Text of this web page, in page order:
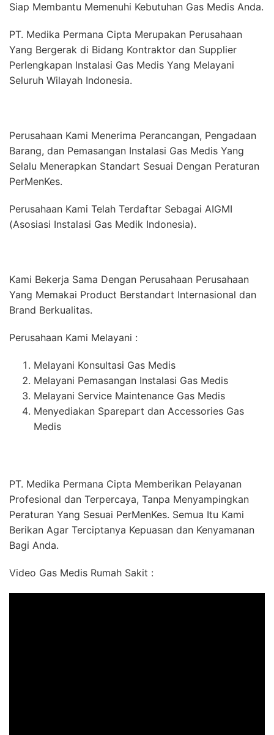
Siap Membantu Memenuhi Kebutuhan Gas Medis Anda.
PT. Medika Permana Cipta Merupakan Perusahaan
Yang Bergerak di Bidang Kontraktor dan Supplier
Perlengkapan Instalasi Gas Medis Yang Melayani
Seluruh Wilayah Indonesia.
Perusahaan Kami Menerima Perancangan, Pengadaan
Barang, dan Pemasangan Instalasi Gas Medis Yang
Selalu Menerapkan Standart Sesuai Dengan Peraturan
PerMenKes.
Perusahaan Kami Telah Terdaftar Sebagai AIGMI
(Asosiasi Instalasi Gas Medik Indonesia).
Kami Bekerja Sama Dengan Perusahaan Perusahaan
Yang Memakai Product Berstandart Internasional dan
Brand Berkualitas.
Perusahaan Kami Melayani :
Melayani Konsultasi Gas Medis
Melayani Pemasangan Instalasi Gas Medis
Melayani Service Maintenance Gas Medis
Menyediakan Sparepart dan Accessories Gas
Medis
PT. Medika Permana Cipta Memberikan Pelayanan
Profesional dan Terpercaya, Tanpa Menyampingkan
Peraturan Yang Sesuai PerMenKes. Semua Itu Kami
Berikan Agar Terciptanya Kepuasan dan Kenyamanan
Bagi Anda.
Video Gas Medis Rumah Sakit :